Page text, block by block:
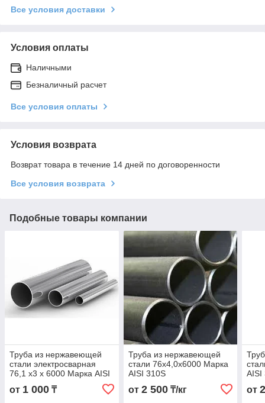
Все условия доставки
Условия оплаты
Наличными
Безналичный расчет
Все условия оплаты
Условия возврата
Возврат товара в течение 14 дней по договоренности
Все условия возврата
Подобные товары компании
Труба из нержавеющей
стали электросварная
76,1 х3 х 6000 Марка AISI
от 1 000 ₸
Труба из нержавеющей
стали 76х4,0х6000 Марка
AISI 310S
от 2 500₸/кг
AISI
от